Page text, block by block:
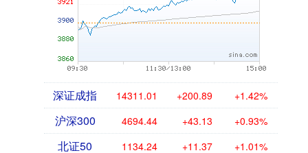
深证成指 14311.01 +200.89 +1.42%
沪深300 4694.44 +43.13 +0.93%
北证50 1134.24 +11.37 +1.01%